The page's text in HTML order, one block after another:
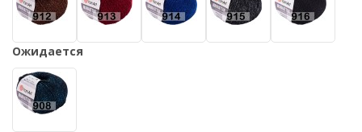
Ожидается